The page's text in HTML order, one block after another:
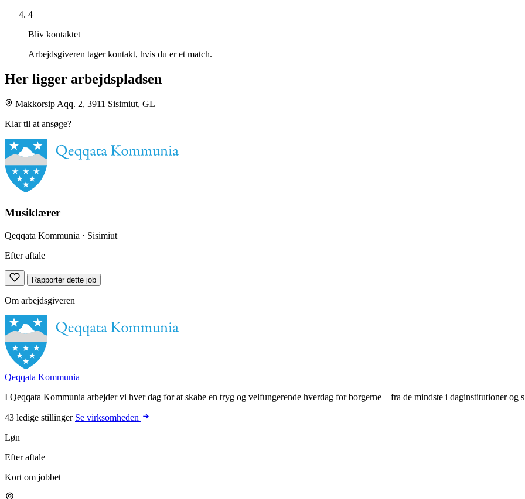
4
Bliv kontaktet
Arbejdsgiveren tager kontakt, hvis du er et match.
Her ligger arbejdspladsen
Makkorsip Aqq. 2, 3911 Sisimiut, GL
Klar til at ansøge?
Musiklærer
Qeqqata Kommunia · Sisimiut
Efter aftale
Rapportér dette job
Om arbejdsgiveren
Qeqqata Kommunia
I Qeqqata Kommunia arbejder vi hver dag for at skabe en tryg og velfungerende hverdag for borgerne – fra de mindste i daginstitutioner og
43 ledige stillinger Se virksomheden
Løn
Efter aftale
Kort om jobbet